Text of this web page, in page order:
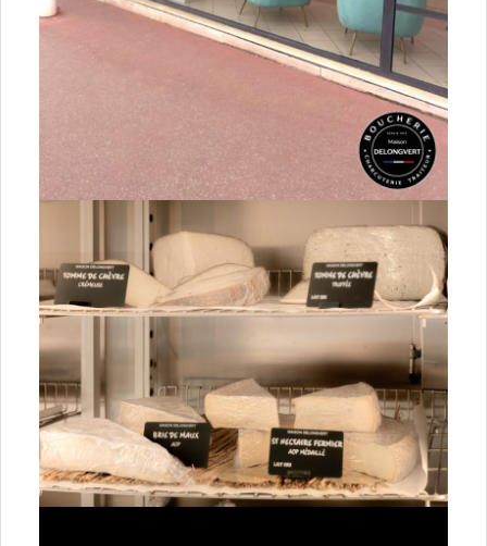
09 Ariège
30 Gard
31 Haute-Garonne
48 Lozère
65 Hautes-Pyrénées
66 Pyrénées-Orientales
81 Tarn
82 Tarn-et-Garonne
Pays de la Loire